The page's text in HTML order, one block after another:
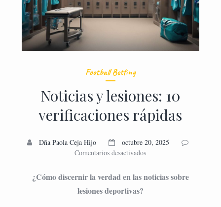
Football Betting
Noticias y lesiones: 10
verificaciones rápidas
Dña Paola Ceja Hijo
octubre 20, 2025
Comentarios desactivadosen
¿Cómo discernir la verdad en las noticias sobre
lesiones deportivas?